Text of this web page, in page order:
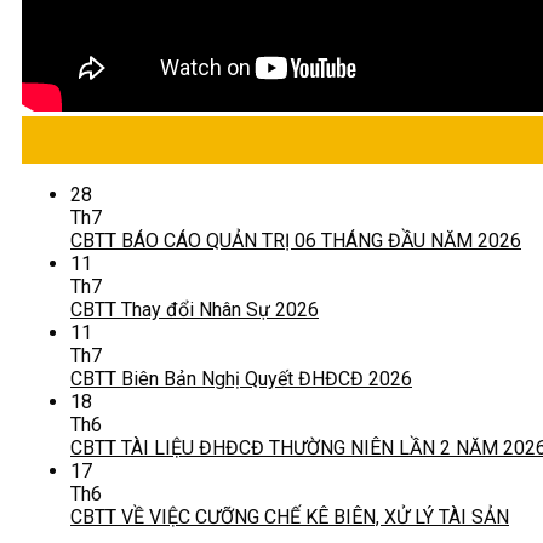
28
Th7
CBTT BÁO CÁO QUẢN TRỊ 06 THÁNG ĐẦU NĂM 2026
11
Th7
CBTT Thay đổi Nhân Sự 2026
11
Th7
CBTT Biên Bản Nghị Quyết ĐHĐCĐ 2026
18
Th6
CBTT TÀI LIỆU ĐHĐCĐ THƯỜNG NIÊN LẦN 2 NĂM
17
Th6
CBTT VỀ VIỆC CƯỠNG CHẾ KÊ BIÊN, XỬ LÝ TÀI SẢN